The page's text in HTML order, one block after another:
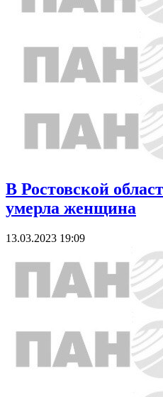
В Ростовской
умерла женщина
13.03.2023 19:09